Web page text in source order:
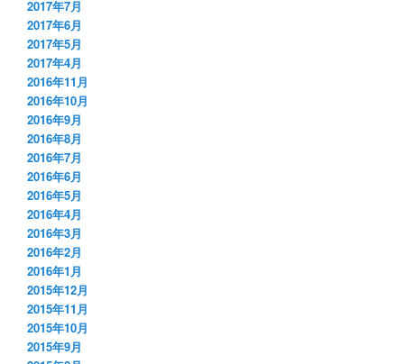
2017年7月
2017年6月
2017年5月
2017年4月
2016年11月
2016年10月
2016年9月
2016年8月
2016年7月
2016年6月
2016年5月
2016年4月
2016年3月
2016年2月
2016年1月
2015年12月
2015年11月
2015年10月
2015年9月